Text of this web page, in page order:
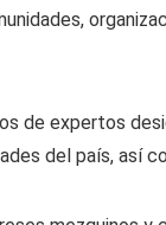
de expertos
del país, así